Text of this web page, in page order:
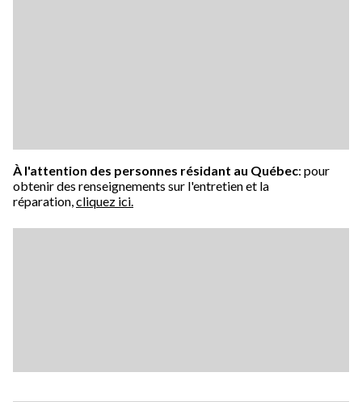
À l'attention des personnes résidant au Québec: pour
obtenir des renseignements sur l'entretien et la
réparation,cliquez ici.